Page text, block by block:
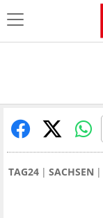
TAG24 SACHSEN